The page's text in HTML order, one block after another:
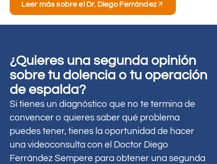
Leer más sobre el Dr. Diego Ferrández
¿Quieres una segunda opinión
sobre tu dolencia o tu operación
de espalda?
Si tienes un diagnóstico que no te termina de
convencer o quieres saber qué problema
puedes tener, tienes la oportunidad de hacer
una videoconsulta con el Doctor Diego
Ferrández Sempere para obtener una segunda